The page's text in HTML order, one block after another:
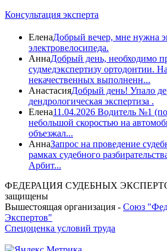
Консультация эксперта
ЕленаДобрый вечер, мне нужна
электровелосипеда.
АннаДобрый день, необходимо
судмедэкспертизу ортодонтии.
некачественных выполненн...
АнастасияДобрый день! Упало
дендрологическая экспертиза .
Елена11.04.2026 Водитель №1
небольшой скоростью на
объезжал...
АннаЗапрос на проведение
рамках судебного
Арбит...
ФЕДЕРАЦИЯ СУДЕБНЫХ ЭКСПЕРТОВ
защищены
Вышестоящая организация - Союз
Экспертов"
Спецоценка условий труда